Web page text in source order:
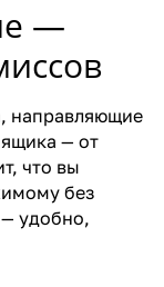
—
направляющие
— от
что вы
без
— удобно,